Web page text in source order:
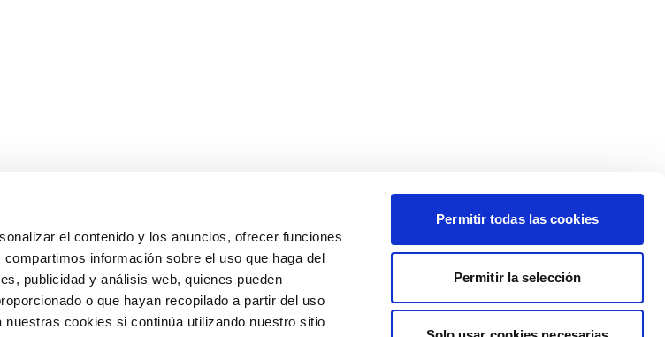
el contenido y los anuncios, ofrecer funciones
información sobre el uso que haga del
publicidad y análisis web, quienes pueden
o que hayan recopilado a partir del uso
cookies si continúa utilizando nuestro sitio
Permitir todas las cookies
Permitir la selección